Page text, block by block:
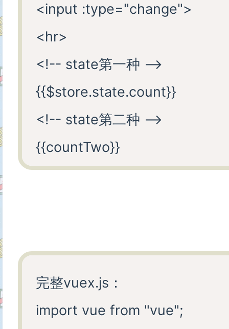
<input :type="change">
<hr>
<!-- state第一种 -->
{{$store.state.count}}
<!-- state第二种 -->
{{countTwo}}
<!-- state第三种 -->
<!-- mutation第一种 -->
<button
<!-- mutation第二种 -->
完整vuex.js：
import vue from "vue";